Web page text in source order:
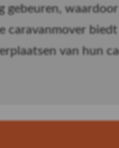
gebeuren,
caravanmover
van hun